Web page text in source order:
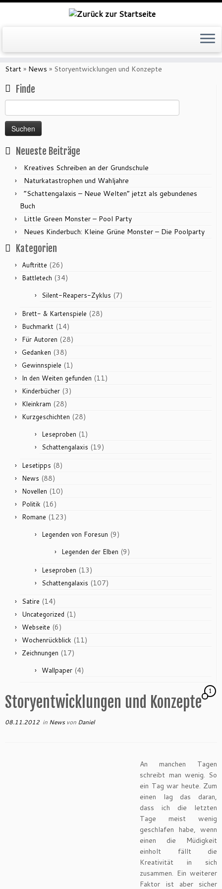
Zum
Inhalt
Start » News » Storyentwicklungen und Konzepte
Finde
nach:
Neueste Beiträge
Kreatives Schreiben an der Grundschule
Naturkatastrophen und Wahljahre
“Schattengalaxis – Neue Welten” jetzt als gebundenes
Buch
Little Green Monster – Pool Party
Neues Kinderbuch: Kleine Grüne Monster – Die Poolparty
Kategorien
Auftritte (26)
Battletech (34)
Silent-Reapers-Zyklus (7)
Brett- & Kartenspiele (28)
Buchmarkt (14)
Für Autoren (28)
Gedanken (38)
Gewinnspiele (1)
In den Weiten gefunden (11)
Kinderbücher (3)
Kleinkram (28)
Kurzgeschichten (28)
Leseproben (1)
Schattengalaxis (19)
Lesetipps (8)
News (88)
Novellen (10)
Politik (16)
Romane (123)
Legenden von Foresun (9)
Legenden der Elben (9)
Leseproben (13)
Schattengalaxis (107)
Satire (14)
Uncategorized (1)
Webseite (6)
Wochenrückblick (11)
Zeichnungen (17)
Wallpaper (4)
Storyentwicklungen und Konzepte
1
08.11.2012 in News von Daniel
An manchen Tagen
schreibt man wenig. So
ein Tag war heute. Zum
einen lag das daran,
dass ich die letzten
Tage meist wenig
geschlafen habe, wenn
einen die Müdigkeit
einholt fällt die
Kreativität in sich
zusammen. Ein weiterer
Faktor ist aber sicher